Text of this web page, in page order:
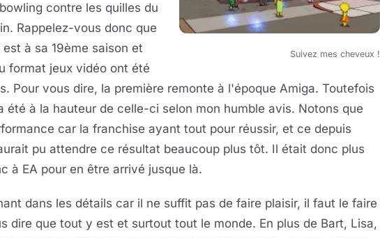
Suivez mes cheveux !
contre les quilles du
Rappelez-vous donc que
à sa 19ème saison et
format jeux vidéo ont été
Pour vous dire, la première remonte à l'époque Amiga. Toutefois
été à la hauteur de celle-ci selon mon humble avis. Notons que
car la franchise ayant tout pour réussir, et ce depuis
pu attendre ce résultat beaucoup plus tôt. Il était donc plus
à EA pour en être arrivé jusque là.
dans les détails car il ne suffit pas de faire plaisir, il faut le faire
dire que tout y est et surtout tout le monde. En plus de Bart, Lisa,